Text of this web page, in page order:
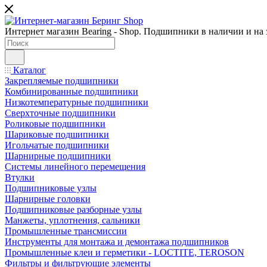
Интернет магазин Bearing - Shop. Подшипники в наличии и на
Каталог
Закрепляемые подшипники
Комбинированные подшипники
Низкотемпературные подшипники
Сверхточные подшипники
Роликовые подшипники
Шариковые подшипники
Игольчатые подшипники
Шарнирные подшипники
Системы линейного перемещения
Втулки
Подшипниковые узлы
Шарнирные головки
Подшипниковые разборные узлы
Манжеты, уплотнения, сальники
Промышленные трансмиссии
Инструменты для монтажа и демонтажа подшипников
Промышленные клеи и герметики - LOCTITE, TEROSON
Фильтры и фильтрующие элементы